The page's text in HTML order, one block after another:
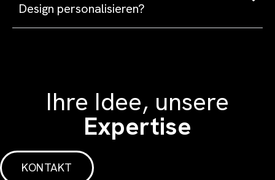
Design personalisieren?
Ihre Idee, unsere
Expertise
KONTAKT